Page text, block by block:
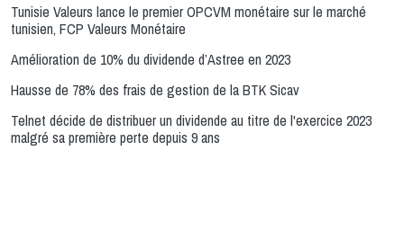
Tunisie Valeurs lance le premier OPCVM monétaire sur le marché
tunisien, FCP Valeurs Monétaire
Amélioration de 10% du dividende d’Astree en 2023
Hausse de 78% des frais de gestion de la BTK Sicav
Telnet décide de distribuer un dividende au titre de l'exercice 2023
malgré sa première perte depuis 9 ans